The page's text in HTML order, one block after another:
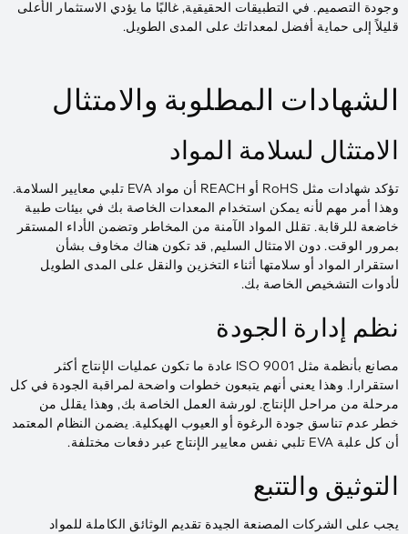
وجودة التصميم. في التطبيقات الحقيقية, غالبًا ما يؤدي الاستثمار الأعلى
قليلاً إلى حماية أفضل لمعداتك على المدى الطويل.
الشهادات المطلوبة والامتثال
الامتثال لسلامة المواد
تؤكد شهادات مثل RoHS أو REACH أن مواد EVA تلبي معايير السلامة.
وهذا أمر مهم لأنه يمكن استخدام المعدات الخاصة بك في بيئات طبية
خاضعة للرقابة. تقلل المواد الآمنة من المخاطر وتضمن الأداء المستقر
بمرور الوقت. دون الامتثال السليم, قد تكون هناك مخاوف بشأن
استقرار المواد أو سلامتها أثناء التخزين والنقل على المدى الطويل
لأدوات التشخيص الخاصة بك.
نظم إدارة الجودة
مصانع بأنظمة مثل ISO 9001 عادة ما تكون عمليات الإنتاج أكثر
استقرارا. وهذا يعني أنهم يتبعون خطوات واضحة لمراقبة الجودة في كل
مرحلة من مراحل الإنتاج. لورشة العمل الخاصة بك, وهذا يقلل من
خطر عدم تناسق جودة الرغوة أو العيوب الهيكلية. يضمن النظام المعتمد
أن كل علبة EVA تلبي نفس معايير الإنتاج عبر دفعات مختلفة.
التوثيق والتتبع
يجب على الشركات المصنعة الجيدة تقديم الوثائق الكاملة للمواد